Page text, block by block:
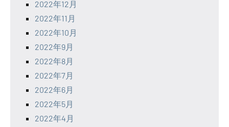
2022年12月
2022年11月
2022年10月
2022年9月
2022年8月
2022年7月
2022年6月
2022年5月
2022年4月